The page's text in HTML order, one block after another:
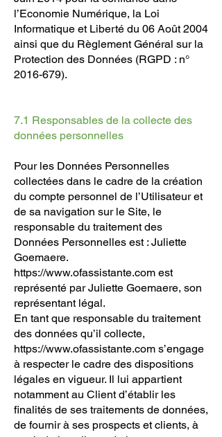
l’Economie Numérique, la Loi
Informatique et Liberté du 06 Août 2004
ainsi que du Règlement Général sur la
Protection des Données (RGPD : n°
2016-679).
7.1 Responsables de la collecte des
données personnelles
Pour les Données Personnelles
collectées dans le cadre de la création
du compte personnel de l’Utilisateur et
de sa navigation sur le Site, le
responsable du traitement des
Données Personnelles est : Juliette
Goemaere.
https://www.ofassistante.com est
représenté par Juliette Goemaere, son
représentant légal.
En tant que responsable du traitement
des données qu’il collecte,
https://www.ofassistante.com s’engage
à respecter le cadre des dispositions
légales en vigueur. Il lui appartient
notamment au Client d’établir les
finalités de ses traitements de données,
de fournir à ses prospects et clients, à